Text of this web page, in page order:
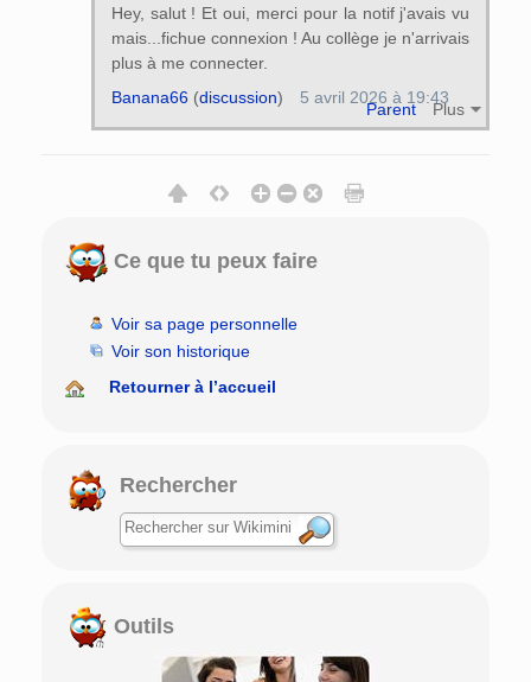
Hey, salut ! Et oui, merci pour la notif j'avais vu
mais...fichue connexion ! Au collège je n'arrivais
plus à me connecter.
Parent Plus
Banana66(discussion) 5 avril 2026 à 19:43
Ce que tu peux faire
Voir sa page personnelle
Voir son historique
Retourner à l’accueil
Rechercher
Outils